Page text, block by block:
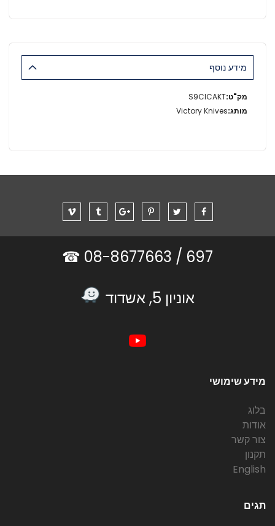
מידע נוסף
מידע
נוסף
S9CICAKT
Victory Knives
697 /
אוניון 5, אשדוד
מידע שימושי
בלוג
אודות
צור קשר
תקנון
English
תגים